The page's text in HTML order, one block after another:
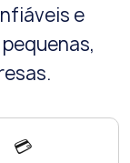
e
💳